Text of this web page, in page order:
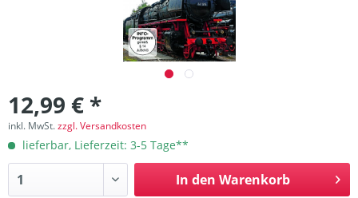
12,99 € *
inkl. MwSt.zzgl. Versandkosten
lieferbar, Lieferzeit: 3-5 Tage**
In den Warenkorb